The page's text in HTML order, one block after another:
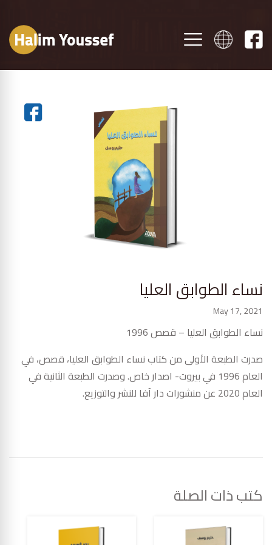
نساء الطوابق العليا
May 17, 2021
نساء الطوابق العليا – قصص 1996
صدرت الطبعة الأولى من كتاب نساء الطوابق العليا، قصص، في
العام 1996 في بيروت- اصدار خاص. وصدرت الطبعة الثانية في
العام 2020 عن منشورات دار آفا للنشر والتوزيع.
كتب ذات الصلة